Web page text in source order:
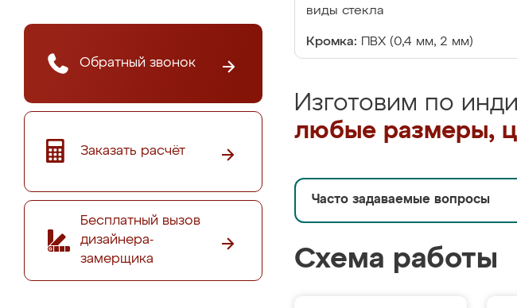
Обратный звонок
Заказать расчёт
Бесплатный вызов
дизайнера-
замерщика
виды стекла
Кромка: ПВХ (0,4 мм, 2 мм)
Изготовим по
любые размеры,
Часто задаваемые вопросы
Схема работы